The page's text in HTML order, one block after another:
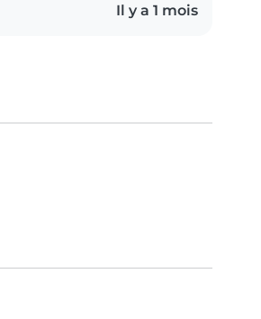
Il y a 1 mois